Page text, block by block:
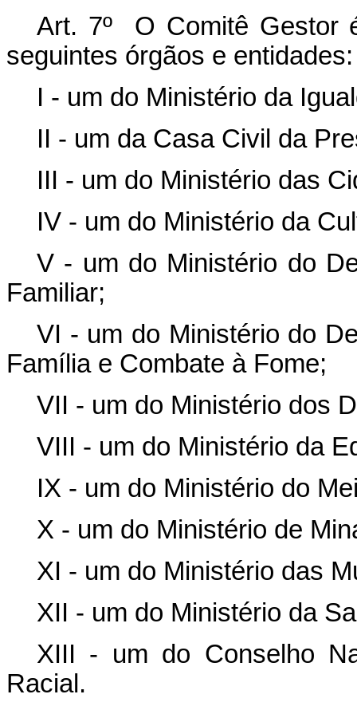
Art. 7º O Comitê Gestor
seguintes órgãos e entidades:
I - um do Ministério da
II - um da Casa Civil da
III - um do Ministério das
IV - um do Ministério da
V - um do Ministério do
Familiar;
VI - um do Ministério do
Família e Combate à Fome;
VII - um do Ministério dos
VIII - um do Ministério da
IX - um do Ministério do
X - um do Ministério de
XI - um do Ministério das
XII - um do Ministério da
XIII - um do Conselho
Racial.